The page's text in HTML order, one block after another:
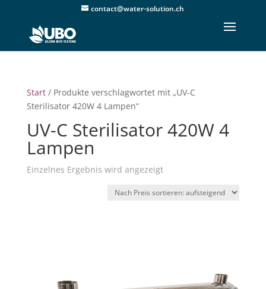
contact@water-solution.ch
Start/ Produkte verschlagwortet mit „UV-C
Sterilisator 420W 4 Lampen“
UV-C Sterilisator 420W 4
Lampen
Einzelnes Ergebnis wird angezeigt